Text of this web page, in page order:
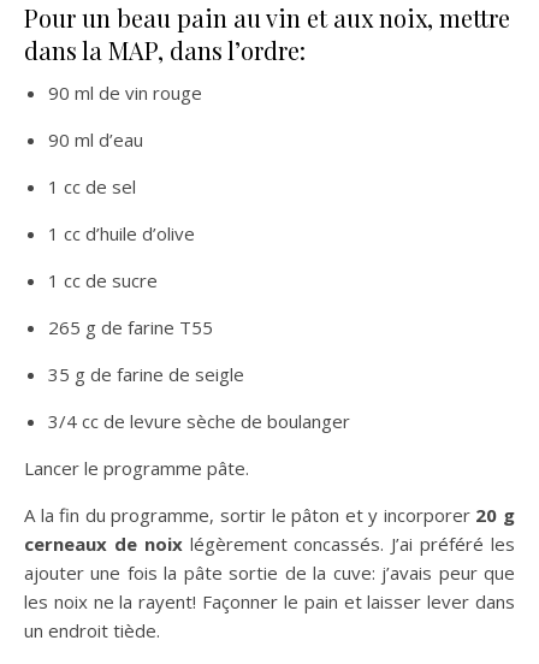
Pour un beau pain au vin et aux noix, mettre
dans la MAP, dans l’ordre:
90 ml de vin rouge
90 ml d’eau
1 cc de sel
1 cc d’huile d’olive
1 cc de sucre
265 g de farine T55
35 g de farine de seigle
3/4 cc de levure sèche de boulanger
Lancer le programme pâte.
A la fin du programme, sortir le pâton et y incorporer 20 g
cerneaux de noixlégèrement concassés. J’ai préféré les
ajouter une fois la pâte sortie de la cuve: j’avais peur que
les noix ne la rayent! Façonner le pain et laisser lever dans
un endroit tiède.